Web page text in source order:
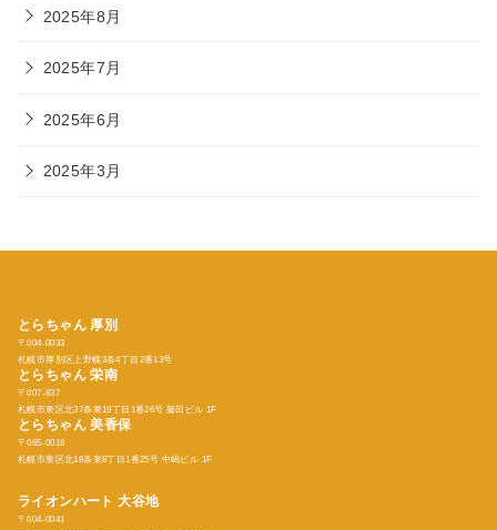
2025年8月
2025年7月
2025年6月
2025年3月
とらちゃん 厚別
〒004-0033
札幌市厚別区上野幌3条4丁目2番13号
とらちゃん 栄南
〒007-837
札幌市東区北37条東19丁目1番26号 藤田ビル 1F
とらちゃん 美香保
〒065-0018
札幌市東区北18条東8丁目1番25号 中嶋ビル 1F
ライオンハート 大谷地
〒004-0041